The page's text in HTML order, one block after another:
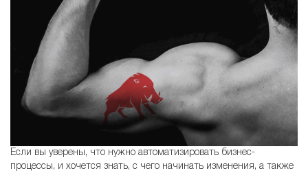
Если вы уверены, что нужно автоматизировать бизнес-
процессы, и хочется знать, с чего начинать изменения, а также